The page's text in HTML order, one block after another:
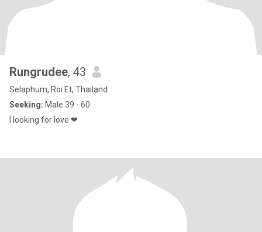
Rungrudee, 43
Selaphum, Roi Et, Thailand
Seeking: Male 39 - 60
I looking for love ❤